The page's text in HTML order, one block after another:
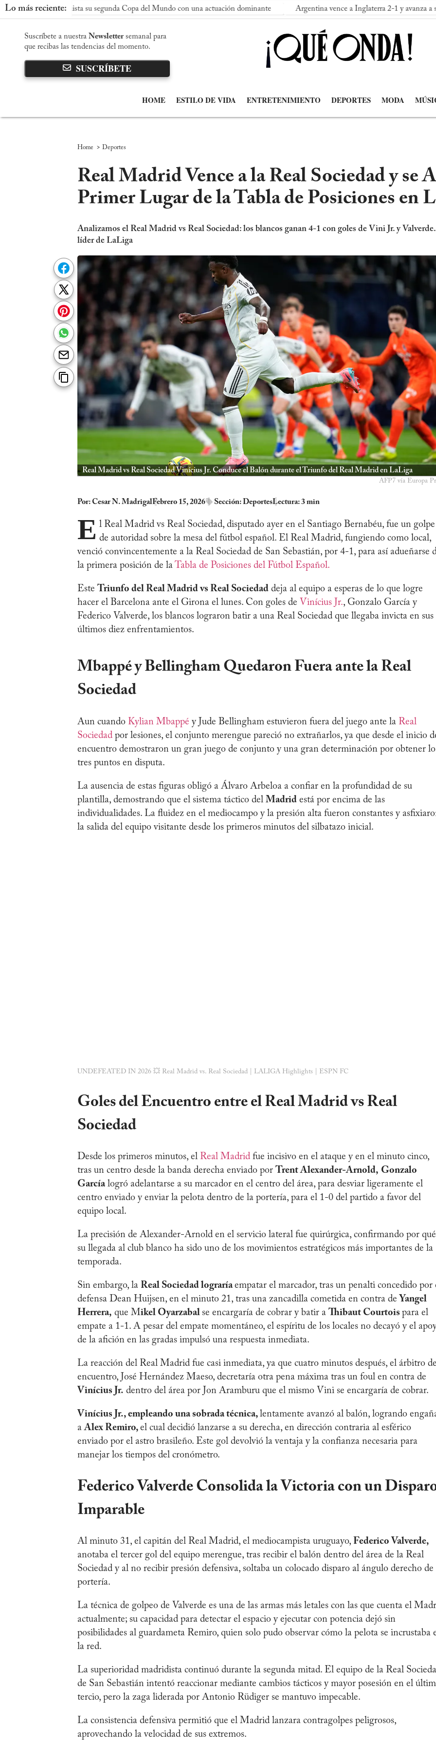
Lo más reciente:
conquista su segunda Copa del Mundo con una actuación dominante Argentina vence a Inglaterra 2-1 y avanza a su segunda
Suscríbete a nuestra Newsletter semanal para
que recibas las tendencias del momento.
SUSCRÍBETE
HOME ESTILO DE VIDA ENTRETENIMIENTO DEPORTES MODA
Home > Deportes
Real Madrid Vence a la Real Sociedad y se
Primer Lugar de la Tabla de Posiciones en
Analizamos el Real Madrid vs Real Sociedad: los blancos ganan 4-1 con goles de Vini Jr. y
líder de LaLiga
Real Madrid vs Real Sociedad Vinícius Jr. Conduce el Balón durante el Triunfo del Real Madrid en LaLiga
AFP7 vía Europa
Por:Cesar N. MadrigalFebrero 15, 2026 Sección:DeportesLectura: 3 min
E l Real Madrid vs Real Sociedad, disputado ayer en el Santiago Bernabéu, fue un golpe
de autoridad sobre la mesa del fútbol español. El Real Madrid, fungiendo como local,
venció convincentemente a la Real Sociedad de San Sebastián, por 4-1, para así adueñarse
la primera posición de la Tabla de Posiciones del Fútbol Español.
Este Triunfo del Real Madrid vs Real Sociedad deja al equipo a esperas de lo que logre
hacer el Barcelona ante el Girona el lunes. Con goles de Vinícius Jr., Gonzalo García y
Federico Valverde, los blancos lograron batir a una Real Sociedad que llegaba invicta en sus
últimos diez enfrentamientos.
Mbappé y Bellingham Quedaron Fuera ante la Real
Sociedad
Aun cuando Kylian Mbappé y Jude Bellingham estuvieron fuera del juego ante la Real
Sociedad por lesiones, el conjunto merengue pareció no extrañarlos, ya que desde el inicio
encuentro demostraron un gran juego de conjunto y una gran determinación por obtener
tres puntos en disputa.
La ausencia de estas figuras obligó a Álvaro Arbeloa a confiar en la profundidad de su
plantilla, demostrando que el sistema táctico del Madrid está por encima de las
individualidades. La fluidez en el mediocampo y la presión alta fueron constantes y
la salida del equipo visitante desde los primeros minutos del silbatazo inicial.
UNDEFEATED IN 2026 💥 Real Madrid vs. Real Sociedad | LALIGA Highlights | ESPN FC
Goles del Encuentro entre el Real Madrid vs Real
Sociedad
Desde los primeros minutos, el Real Madrid fue incisivo en el ataque y en el minuto cinco,
tras un centro desde la banda derecha enviado por Trent Alexander-Arnold, Gonzalo
Garcíalogró adelantarse a su marcador en el centro del área, para desviar ligeramente el
centro enviado y enviar la pelota dentro de la portería, para el 1-0 del partido a favor del
equipo local.
La precisión de Alexander-Arnold en el servicio lateral fue quirúrgica, confirmando por qué
su llegada al club blanco ha sido uno de los movimientos estratégicos más importantes de la
temporada.
Sin embargo, la Real Sociedad lograríaempatar el marcador, tras un penalti concedido por
defensa Dean Huijsen, en el minuto 21, tras una zancadilla cometida en contra de Yangel
Herrera, que Mikel Oyarzabal se encargaría de cobrar y batir a Thibaut Courtois para el
empate a 1-1. A pesar del empate momentáneo, el espíritu de los locales no decayó y el
de la afición en las gradas impulsó una respuesta inmediata.
La reacción del Real Madrid fue casi inmediata, ya que cuatro minutos después, el árbitro
encuentro, José Hernández Maeso, decretaría otra pena máxima tras un foul en contra de
Vinícius Jr. dentro del área por Jon Aramburu que el mismo Vini se encargaría de cobrar.
Vinícius Jr., empleando una sobrada técnica, lentamente avanzó al balón, logrando
aAlex Remiro, el cual decidió lanzarse a su derecha, en dirección contraria al esférico
enviado por el astro brasileño. Este gol devolvió la ventaja y la confianza necesaria para
manejar los tiempos del cronómetro.
Federico Valverde Consolida la Victoria con un
Imparable
Al minuto 31, el capitán del Real Madrid, el mediocampista uruguayo, Federico Valverde,
anotaba el tercer gol del equipo merengue, tras recibir el balón dentro del área de la Real
Sociedad y al no recibir presión defensiva, soltaba un colocado disparo al ángulo derecho de
portería.
La técnica de golpeo de Valverde es una de las armas más letales con las que cuenta el
actualmente; su capacidad para detectar el espacio y ejecutar con potencia dejó sin
posibilidades al guardameta Remiro, quien solo pudo observar cómo la pelota se incrustaba
la red.
La superioridad madridista continuó durante la segunda mitad. El equipo de la Real
de San Sebastián intentó reaccionar mediante cambios tácticos y mayor posesión en el
tercio, pero la zaga liderada por Antonio Rüdiger se mantuvo impecable.
La consistencia defensiva permitió que el Madrid lanzara contragolpes peligrosos,
aprovechando la velocidad de sus extremos.